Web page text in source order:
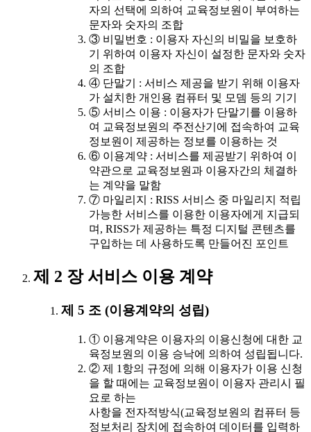
자의 선택에 의하여 교육정보원이 부여하는
문자와 숫자의 조합
③ 비밀번호 : 이용자 자신의 비밀을 보호하
기 위하여 이용자 자신이 설정한 문자와 숫자
의 조합
④ 단말기 : 서비스 제공을 받기 위해 이용자
가 설치한 개인용 컴퓨터 및 모뎀 등의 기기
⑤ 서비스 이용 : 이용자가 단말기를 이용하
여 교육정보원의 주전산기에 접속하여 교육
정보원이 제공하는 정보를 이용하는 것
⑥ 이용계약 : 서비스를 제공받기 위하여 이
약관으로 교육정보원과 이용자간의 체결하
는 계약을 말함
⑦ 마일리지 : RISS 서비스 중 마일리지 적립
가능한 서비스를 이용한 이용자에게 지급되
며, RISS가 제공하는 특정 디지털 콘텐츠를
구입하는 데 사용하도록 만들어진 포인트
제 2 장 서비스 이용 계약
제 5 조 (이용계약의 성립)
① 이용계약은 이용자의 이용신청에 대한 교
육정보원의 이용 승낙에 의하여 성립됩니다.
② 제 1항의 규정에 의해 이용자가 이용 신청
을 할 때에는 교육정보원이 이용자 관리시 필
요로 하는
사항을 전자적방식(교육정보원의 컴퓨터 등
정보처리 장치에 접속하여 데이터를 입력하